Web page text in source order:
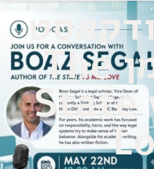
על הרומן The
State